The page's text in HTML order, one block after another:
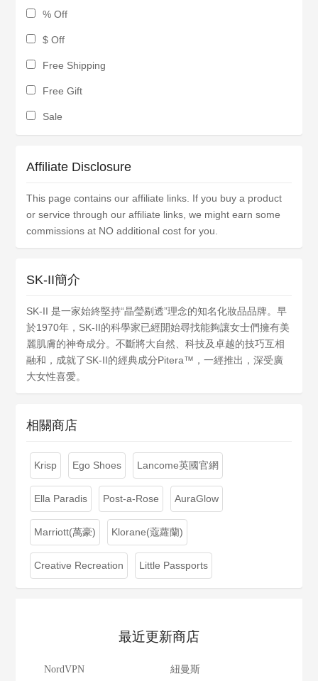
% Off
$ Off
Free Shipping
Free Gift
Sale
Affiliate Disclosure
This page contains our affiliate links. If you buy a product
or service through our affiliate links, we might earn some
commissions at NO additional cost for you.
SK-II簡介
SK-II 是一家始終堅持“晶瑩剔透”理念的知名化妝品品牌。早
於1970年，SK-II的科學家已經開始尋找能夠讓女士們擁有美
麗肌膚的神奇成分。不斷將大自然、科技及卓越的技巧互相
融和，成就了SK-II的經典成分Pitera™，一經推出，深受廣
大女性喜愛。
相關商店
Krisp Ego Shoes Lancome英國官網
Ella Paradis Post-a-Rose AuraGlow
Marriott(萬豪) Klorane(蔻蘿蘭)
Creative Recreation Little Passports
最近更新商店
NordVPN 紐曼斯